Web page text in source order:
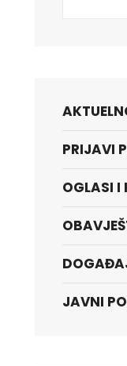
PRIJAVI
OGLASI I
JAVNI